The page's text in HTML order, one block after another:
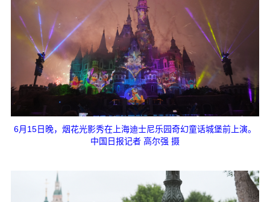
6月15日晚，烟花光影秀在上海迪士尼乐园奇幻童话城堡前上演。
中国日报记者 高尔强 摄